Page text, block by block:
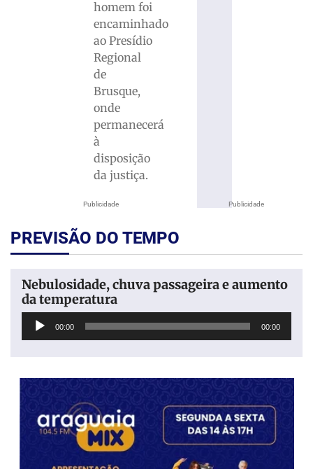
Publicidade
homem foi
encaminhado
ao Presídio
Regional
de
Brusque,
onde
permanecerá
à
disposição
da justiça.
Publicidade
PREVISÃO DO TEMPO
Nebulosidade, chuva passageira e aumento
da temperatura
Tocador
00:00 00:00